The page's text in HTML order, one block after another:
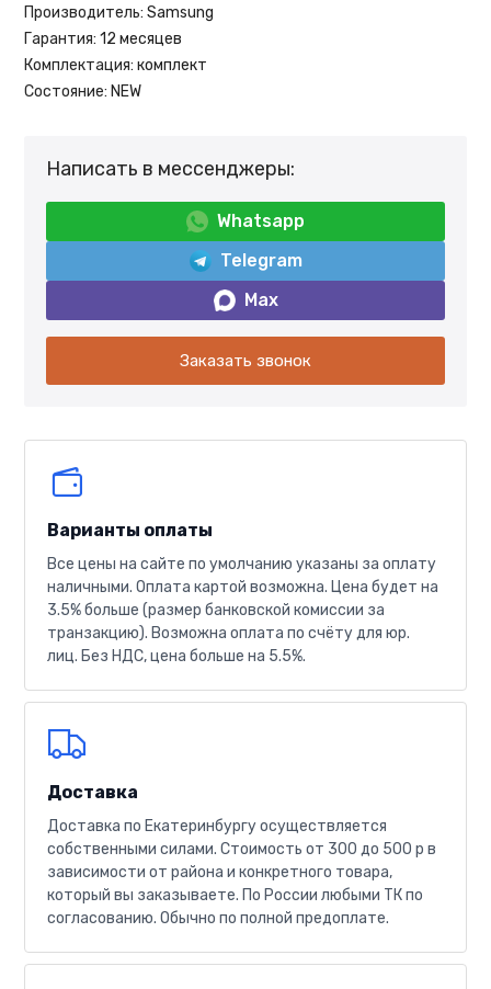
Производитель: Samsung
Гарантия: 12 месяцев
Комплектация: комплект
Состояние: NEW
Написать в мессенджеры:
Whatsapp
Telegram
Max
Заказать звонок
Варианты оплаты
Все цены на сайте по умолчанию указаны за оплату
наличными. Оплата картой возможна. Цена будет на
3.5% больше (размер банковской комиссии за
транзакцию). Возможна оплата по счёту для юр.
лиц. Без НДС, цена больше на 5.5%.
Доставка
Доставка по Екатеринбургу осуществляется
собственными силами. Стоимость от 300 до 500 р в
зависимости от района и конкретного товара,
который вы заказываете. По России любыми ТК по
согласованию. Обычно по полной предоплате.